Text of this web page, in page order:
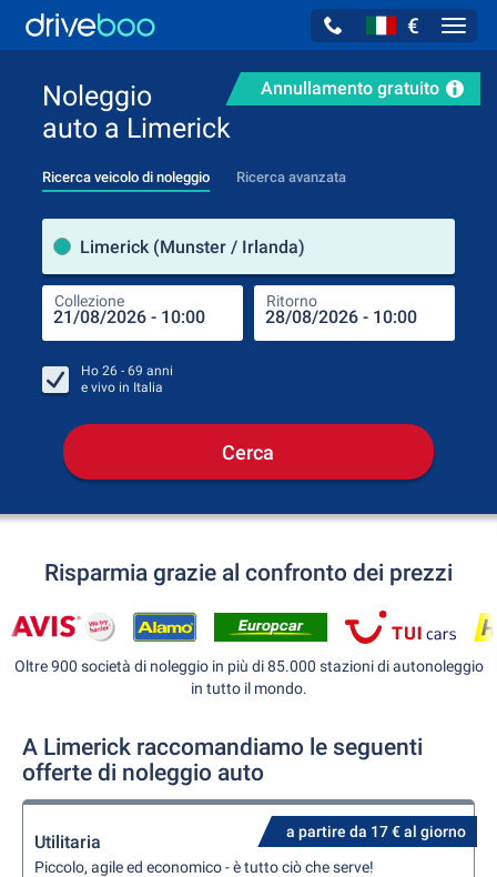
€
Annullamento gratuito
Noleggio
auto a Limerick
Ricerca veicolo di noleggio Ricerca avanzata
Limerick (Munster / Irlanda)
Collezione Ritorno
Ho 26 - 69 anni
e vivo in Italia
Cerca
Risparmia grazie al confronto dei prezzi
Oltre 900 società di noleggio in più di 85.000 stazioni di autonoleggio
in tutto il mondo.
A Limerick raccomandiamo le seguenti
offerte di noleggio auto
a partire da 17 € al giorno
Utilitaria
Piccolo, agile ed economico - è tutto ciò che serve!